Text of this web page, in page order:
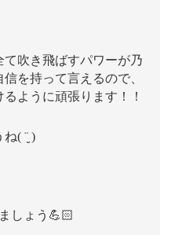
吹き飛ばすパワーが乃
を持って言えるので、
ように頑張ります！！
( ¨̮ )
しょう💪🏻